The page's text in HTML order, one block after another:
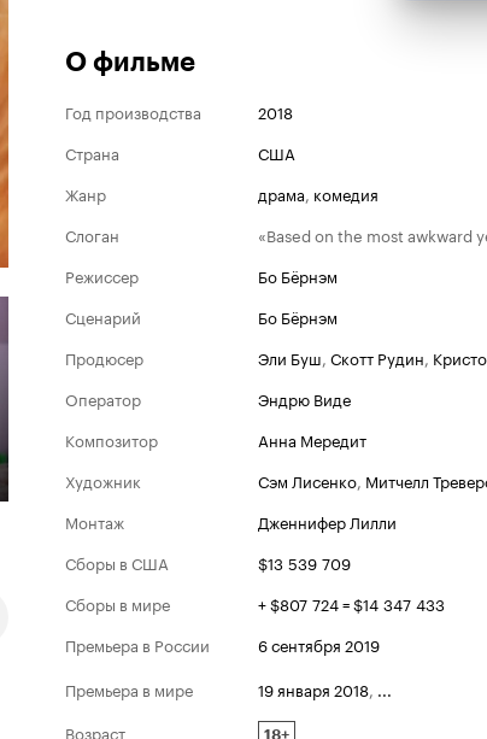
О фильме
Год производства
2018
Страна
США
Жанр
драма, комедия
Слоган
«Based on the most awkward
Режиссер
Бо Бёрнэм
Сценарий
Бо Бёрнэм
Продюсер
Эли Буш, Скотт Рудин,
Оператор
Эндрю Виде
Композитор
Анна Мередит
Художник
Сэм Лисенко, Митчелл
Монтаж
Дженнифер Лилли
Сборы в США
$13 539 709
Сборы в мире
+ $807 724 = $14 347 433
Премьера в России
6 сентября 2019
Премьера в мире
19 января 2018
Возраст
18+